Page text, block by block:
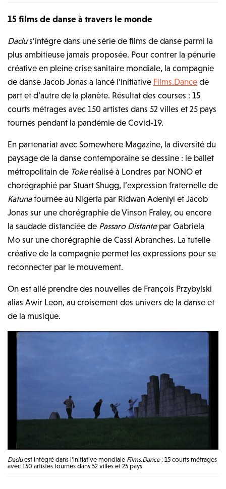
15 films de danse à travers le monde
Dadus’intègre dans une série de films de danse parmi la
plus ambitieuse jamais proposée. Pour contrer la pénurie
créative en pleine crise sanitaire mondiale, la compagnie
de danse Jacob Jonas a lancé l’initiative Films.Dance de
part et d’autre de la planète. Résultat des courses : 15
courts métrages avec 150 artistes dans 52 villes et 25 pays
tournés pendant la pandémie de Covid-19.
En partenariat avec Somewhere Magazine, la diversité du
paysage de la danse contemporaine se dessine : le ballet
métropolitain de Tokeréalisé à Londres par NONO et
chorégraphié par Stuart Shugg, l’expression fraternelle de
Katunatournée au Nigeria par Ridwan Adeniyi et Jacob
Jonas sur une chorégraphie de Vinson Fraley, ou encore
la saudade distanciée de Passaro Distantepar Gabriela
Mo sur une chorégraphie de Cassi Abranches. La tutelle
créative de la compagnie permet les expressions pour se
reconnecter par le mouvement.
On est allé prendre des nouvelles de François Przybylski
alias Awir Leon, au croisement des univers de la danse et
de la musique.
Daduest intégré dans l’initiative mondiale Films.Dance: 15 courts métrages
avec 150 artistes tournés dans 52 villes et 25 pays